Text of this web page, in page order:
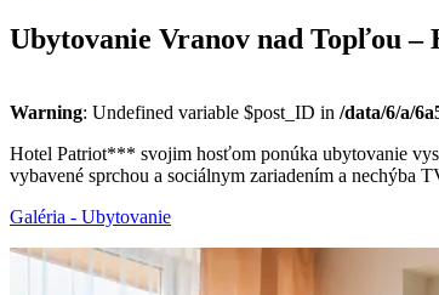
Ubytovanie Vranov nad Topľou
Warning: Undefined variable $post_ID in /data/6/a/
Hotel Patriot*** svojim hosťom ponúka ubytovanie
vybavené sprchou a sociálnym zariadením a nechýba
Galéria - Ubytovanie